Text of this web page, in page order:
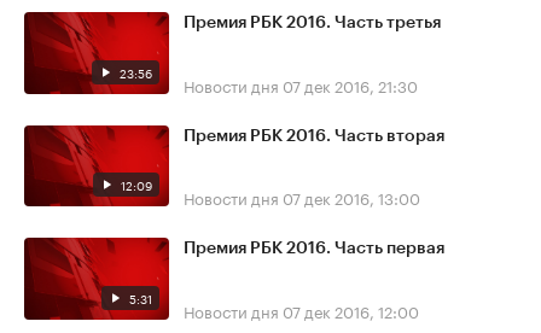
23:56
Премия РБК 2016. Часть третья
Новости дня 07 дек 2016, 21:30
12:09
Премия РБК 2016. Часть вторая
Новости дня 07 дек 2016, 13:00
5:31
Премия РБК 2016. Часть первая
Новости дня 07 дек 2016, 12:00